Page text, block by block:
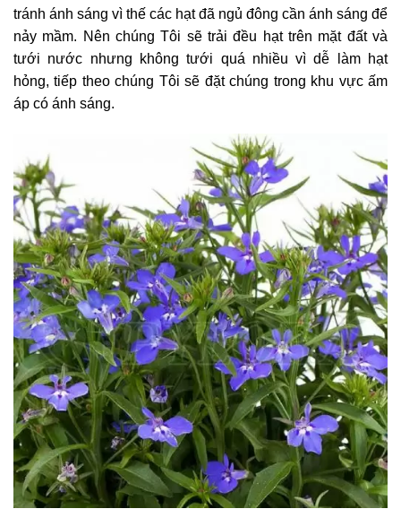
tránh ánh sáng vì thế các hạt đã ngủ đông cần ánh sáng để
nảy mầm. Nên chúng Tôi sẽ trải đều hạt trên mặt đất và
tưới nước nhưng không tưới quá nhiều vì dễ làm hạt
hỏng, tiếp theo chúng Tôi sẽ đặt chúng trong khu vực ấm
áp có ánh sáng.